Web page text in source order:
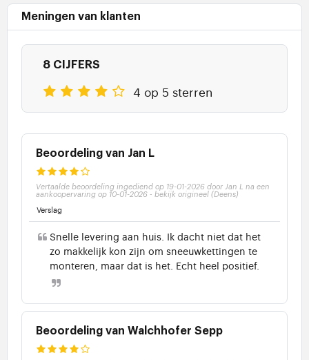
Meningen van klanten
8 CIJFERS
4 op 5 sterren
Beoordeling van Jan L
Vertaalde beoordeling ingediend op 19-01-2026 door Jan L na een
aankoopervaring op 10-01-2026 - bekijk origineel (Deens)
Verslag
Snelle levering aan huis. Ik dacht niet dat het
zo makkelijk kon zijn om sneeuwkettingen te
monteren, maar dat is het. Echt heel positief.
Beoordeling van Walchhofer Sepp